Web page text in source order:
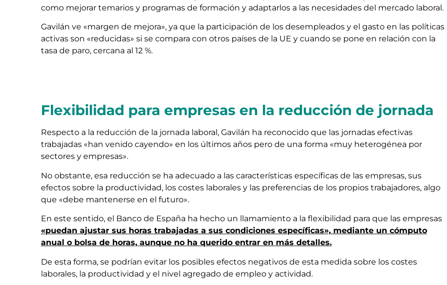
como mejorar temarios y programas de formación y adaptarlos a las necesidades del mercado laboral.
Gavilán ve «margen de mejora», ya que la participación de los desempleados y el gasto en las políticas
activas son «reducidas» si se compara con otros países de la UE y cuando se pone en relación con la
tasa de paro, cercana al 12 %.
Flexibilidad para empresas en la reducción de jornada
Respecto a la reducción de la jornada laboral, Gavilán ha reconocido que las jornadas efectivas
trabajadas «han venido cayendo» en los últimos años pero de una forma «muy heterogénea por
sectores y empresas».
No obstante, esa reducción se ha adecuado a las características específicas de las empresas, sus
efectos sobre la productividad, los costes laborales y las preferencias de los propios trabajadores, algo
que «debe mantenerse en el futuro».
En este sentido, el Banco de España ha hecho un llamamiento a la flexibilidad para que las empresas
«puedan ajustar sus horas trabajadas a sus condiciones específicas», mediante un cómputo
anual o bolsa de horas, aunque no ha querido entrar en más detalles.
De esta forma, se podrían evitar los posibles efectos negativos de esta medida sobre los costes
laborales, la productividad y el nivel agregado de empleo y actividad.